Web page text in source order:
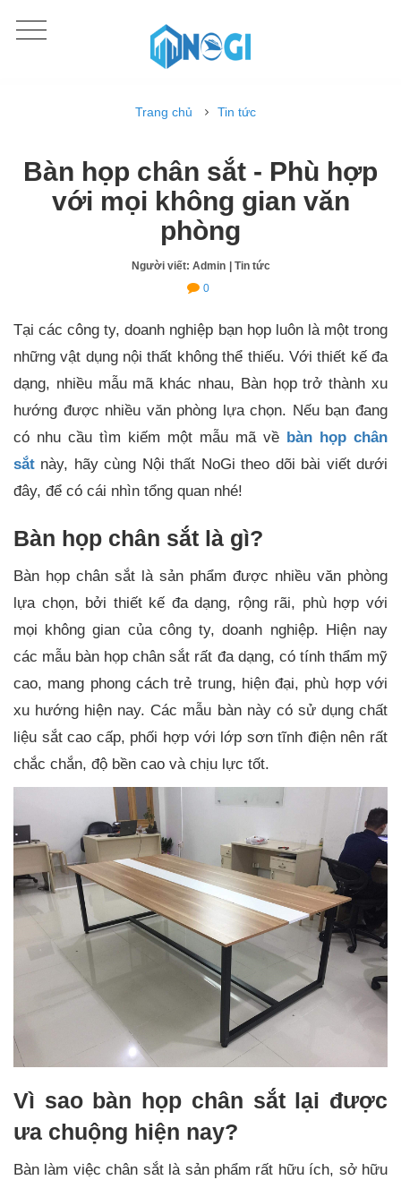
Trang chủ Tin tức
Bàn họp chân sắt - Phù hợp
với mọi không gian văn
phòng
Người viết: Admin
| Tin tức
0
Tại các công ty, doanh nghiệp bạn họp luôn là một trong
những vật dụng nội thất không thể thiếu. Với thiết kế đa
dạng, nhiều mẫu mã khác nhau, Bàn họp trở thành xu
hướng được nhiều văn phòng lựa chọn. Nếu bạn đang
có nhu cầu tìm kiếm một mẫu mã về bàn họp chân
sắt này, hãy cùng Nội thất NoGi theo dõi bài viết dưới
đây, để có cái nhìn tổng quan nhé!
Bàn họp chân sắt là gì?
Bàn họp chân sắt là sản phẩm được nhiều văn phòng
lựa chọn, bởi thiết kế đa dạng, rộng rãi, phù hợp với
mọi không gian của công ty, doanh nghiệp. Hiện nay
các mẫu bàn họp chân sắt rất đa dạng, có tính thẩm mỹ
cao, mang phong cách trẻ trung, hiện đại, phù hợp với
xu hướng hiện nay. Các mẫu bàn này có sử dụng chất
liệu sắt cao cấp, phối hợp với lớp sơn tĩnh điện nên rất
chắc chắn, độ bền cao và chịu lực tốt.
Vì sao bàn họp chân sắt lại được
ưa chuộng hiện nay?
Bàn làm việc chân sắt là sản phẩm rất hữu ích, sở hữu